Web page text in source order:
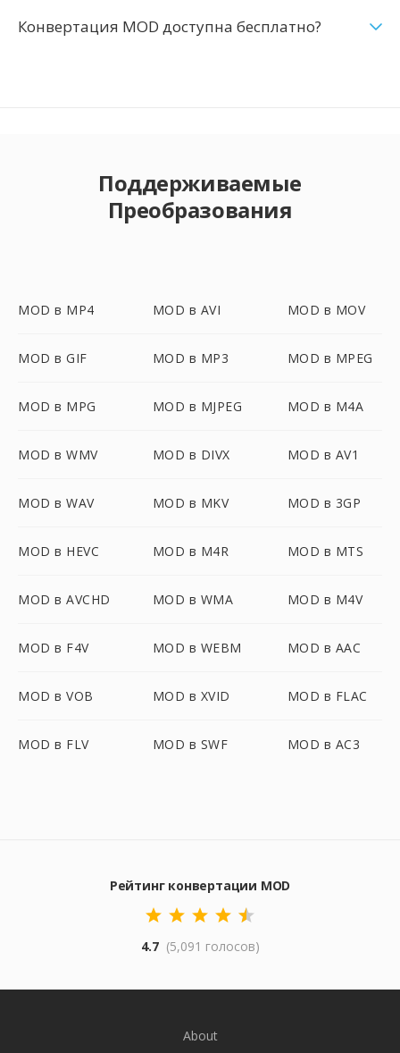
Конвертация MOD доступна бесплатно?
Поддерживаемые
Преобразования
MOD в MP4 MOD в AVI MOD в MOV
MOD в GIF MOD в MP3 MOD в MPEG
MOD в MPG MOD в MJPEG MOD в M4A
MOD в WMV MOD в DIVX MOD в AV1
MOD в WAV MOD в MKV MOD в 3GP
MOD в HEVC MOD в M4R MOD в MTS
MOD в AVCHD MOD в WMA MOD в M4V
MOD в F4V MOD в WEBM MOD в AAC
MOD в VOB MOD в XVID MOD в FLAC
MOD в FLV MOD в SWF MOD в AC3
Рейтинг конвертации MOD
4.7 (5,091 голосов)
About